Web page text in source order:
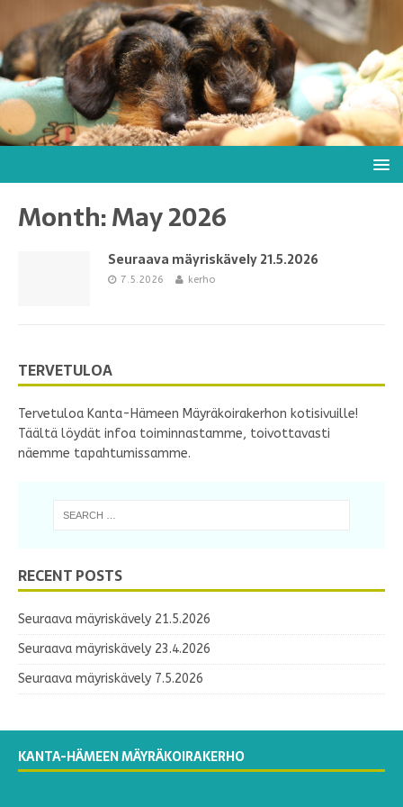
Month: May 2026
Seuraava mäyriskävely 21.5.2026
7.5.2026 kerho
TERVETULOA
Tervetuloa Kanta-Hämeen Mäyräkoirakerhon kotisivuille!
Täältä löydät infoa toiminnastamme, toivottavasti
näemme tapahtumissamme.
RECENT POSTS
Seuraava mäyriskävely 21.5.2026
Seuraava mäyriskävely 23.4.2026
Seuraava mäyriskävely 7.5.2026
KANTA-HÄMEEN MÄYRÄKOIRAKERHO